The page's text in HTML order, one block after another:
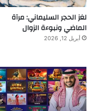
لغز الحجر السليماني: مرآة
الماضي ونبوءة الزوال
أبريل 12, 2026